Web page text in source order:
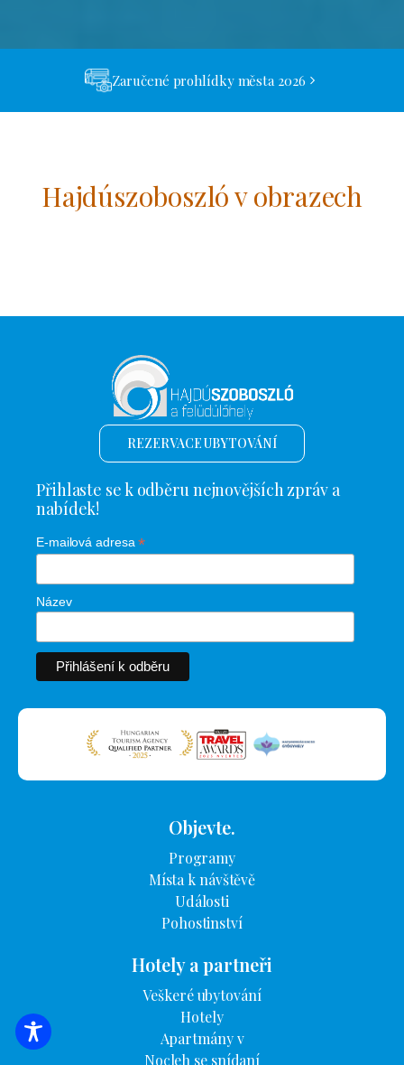
Zaručené prohlídky města 2026
Hajdúszoboszló v obrazech
VYHLEDÁVÁNÍ UBYTOVÁNÍ
REZERVACE UBYTOVÁNÍ
Přihlaste se k odběru nejnovějších zpráv a
nabídek!
E-mailová adresa*
Název
Objevte.
Programy
Místa k návštěvě
Události
Pohostinství
Hotely a partneři
Veškeré ubytování
Hotely
Apartmány v
Nocleh se snídaní